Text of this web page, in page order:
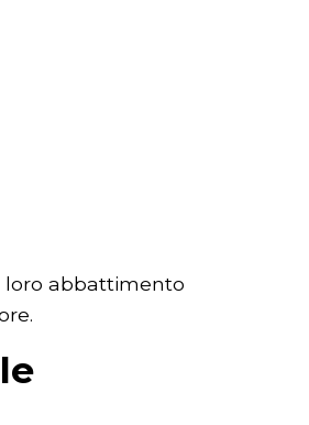
loro abbattimento